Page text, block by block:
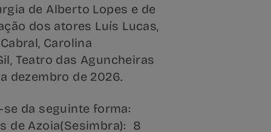
de Alberto Lopes e de
dos atores Luís Lucas,
Carolina
Teatro das Aguncheiras
dezembro de 2026.
da seguinte forma:
de Azoia(Sesimbra): 8